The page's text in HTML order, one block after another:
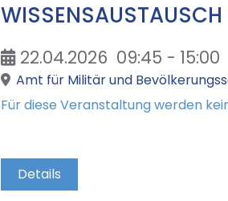
WISSENSAUSTAUSCH
22.04.2026 09:45 - 15:00
Amt für Militär und
Für diese Veranstaltung werden
Details